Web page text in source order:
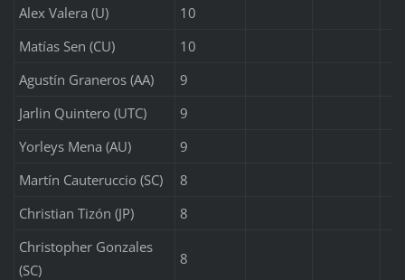
Alex Valera (U)
10
Matías Sen (CU)
10
Agustín Graneros (AA)
9
Jarlin Quintero (UTC)
9
Yorleys Mena (AU)
9
Martín Cauteruccio (SC)
8
Christian Tizón (JP)
8
Christopher Gonzales
(SC)
8